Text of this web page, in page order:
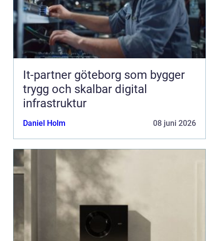
It-partner göteborg som bygger
trygg och skalbar digital
infrastruktur
Daniel Holm 08 juni 2026